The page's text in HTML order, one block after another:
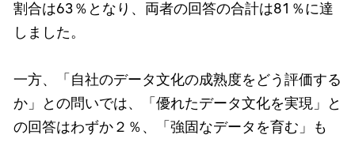
割合は63％となり、両者の回答の合計は81％に達
しました。
一方、「自社のデータ文化の成熟度をどう評価する
か」との問いでは、「優れたデータ文化を実現」と
の回答はわずか２％、「強固なデータを育む」も